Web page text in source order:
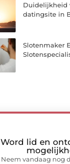
Duidelijkheid
datingsite in
Slotenmaker
Word lid en
Neem vandaag nog